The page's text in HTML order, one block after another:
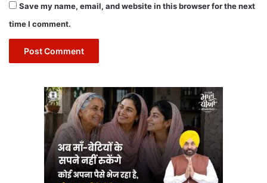
Save my name, email, and website in this browser for the next
time I comment.